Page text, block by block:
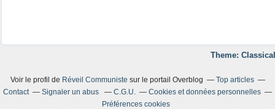
Theme:
Voir le profil de Réveil Communiste sur le portail Overblog
Top articles
Contact
Signaler un abus C.G.U.
Cookies et données personnelles
Préférences cookies